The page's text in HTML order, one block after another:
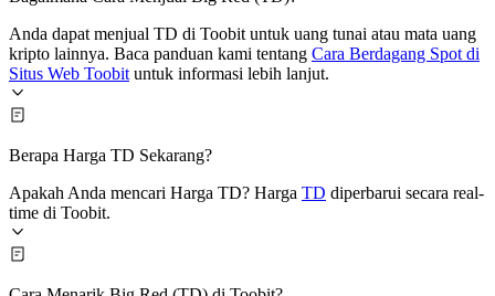
Anda dapat menjual TD di Toobit untuk uang tunai atau mata uang
kripto lainnya. Baca panduan kami tentang Cara Berdagang Spot di
Situs Web Toobit untuk informasi lebih lanjut.
Berapa Harga TD Sekarang?
Apakah Anda mencari Harga TD? Harga TD diperbarui secara real-
time di Toobit.